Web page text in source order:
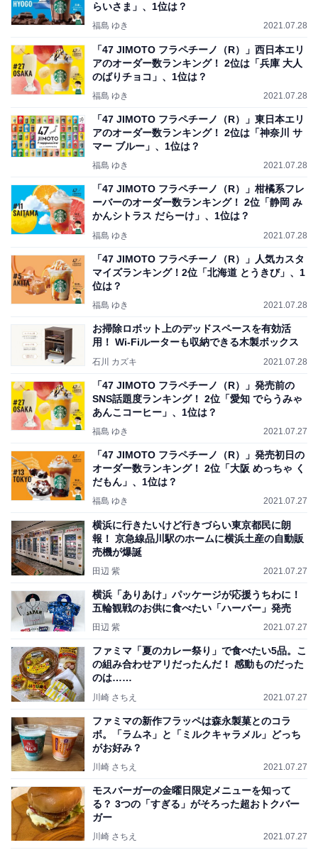
らいさま」、1位は？
福島 ゆき 2021.07.28
「47 JIMOTO フラペチーノ（R）」西日本エリ
アのオーダー数ランキング！ 2位は「兵庫 大人
のばりチョコ」、1位は？
福島 ゆき 2021.07.28
「47 JIMOTO フラペチーノ（R）」東日本エリ
アのオーダー数ランキング！ 2位は「神奈川 サ
マー ブルー」、1位は？
福島 ゆき 2021.07.28
「47 JIMOTO フラペチーノ（R）」柑橘系フレ
ーバーのオーダー数ランキング！ 2位「静岡 み
かんシトラス だらーけ」、1位は？
福島 ゆき 2021.07.28
「47 JIMOTO フラペチーノ（R）」人気カスタ
マイズランキング！2位「北海道 とうきび」、1
位は？
福島 ゆき 2021.07.28
お掃除ロボット上のデッドスペースを有効活
用！ Wi-Fiルーターも収納できる木製ボックス
石川 カズキ 2021.07.28
「47 JIMOTO フラペチーノ（R）」発売前の
SNS話題度ランキング！ 2位「愛知 でらうみゃ
あんこコーヒー」、1位は？
福島 ゆき 2021.07.27
「47 JIMOTO フラペチーノ（R）」発売初日の
オーダー数ランキング！ 2位「大阪 めっちゃ く
だもん」、1位は？
福島 ゆき 2021.07.27
横浜に行きたいけど行きづらい東京都民に朗
報！ 京急線品川駅のホームに横浜土産の自動販
売機が爆誕
田辺 紫 2021.07.27
横浜「ありあけ」パッケージが応援うちわに！
五輪観戦のお供に食べたい「ハーバー」発売
田辺 紫 2021.07.27
ファミマ「夏のカレー祭り」で食べたい5品。こ
の組み合わせアリだったんだ！ 感動ものだった
のは……
川崎 さちえ 2021.07.27
ファミマの新作フラッペは森永製菓とのコラ
ボ。「ラムネ」と「ミルクキャラメル」どっち
がお好み？
川崎 さちえ 2021.07.27
モスバーガーの金曜日限定メニューを知って
る？ 3つの「すぎる」がそろった超おトクバー
ガー
川崎 さちえ 2021.07.27